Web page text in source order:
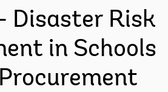
Disaster Risk
in Schools